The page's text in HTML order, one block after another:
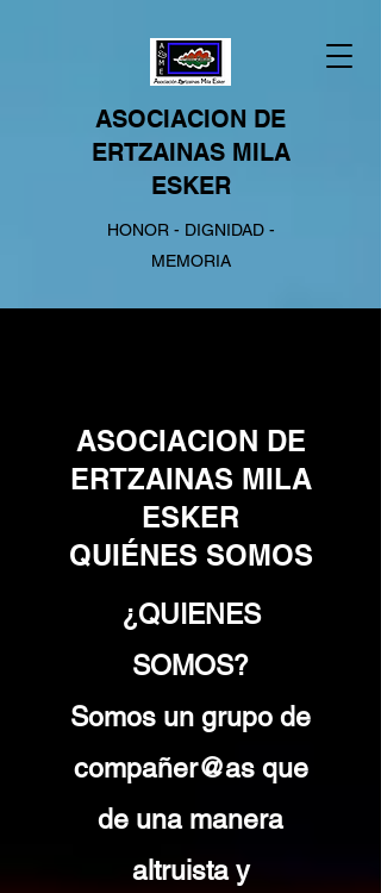
ASOCIACION DE
ERTZAINAS MILA
ESKER
HONOR - DIGNIDAD -
MEMORIA
ASOCIACION DE
ERTZAINAS MILA
ESKER
QUIÉNES SOMOS
¿QUIENES
SOMOS?
Somos un grupo de
compañer@as que
de una manera
altruista y